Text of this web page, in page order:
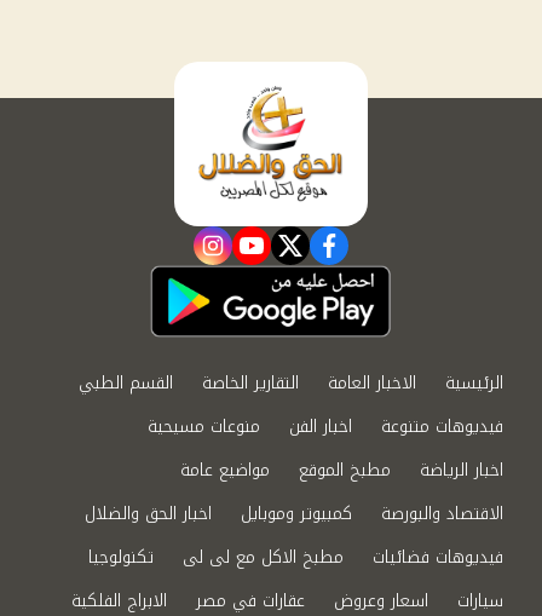
facebook
twitter
youtube
instagram
الرئيسية الاخبار العامة التقارير الخاصة
القسم الطبي
فيديوهات متنوعة
اخبار الفن
منوعات مسيحية
اخبار الرياضة
مطبخ الموقع
مواضيع عامة
الاقتصاد والبورصة
كمبيوتر وموبايل
اخبار الحق والضلال
فيديوهات فضائيات
مطبخ الاكل مع لى لى
تكنولوجيا
سيارات
اسعار وعروض عقارات في مصر الابراج الفلكية